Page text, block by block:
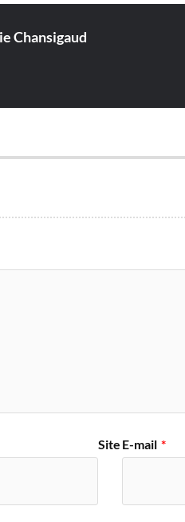
Chansigaud
E-mail *
Site